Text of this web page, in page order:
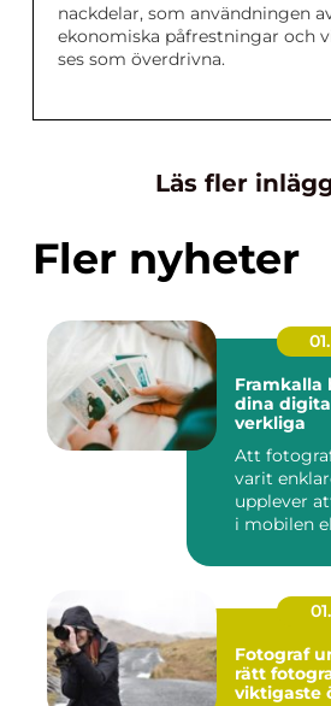
nackdelar, som användningen
ekonomiska påfrestningar och
ses som överdrivna.
Läs fler
Fler nyheter
Framkalla
dina
verkliga
Att
varit
upplever
i mobilen
Fotograf umeå så
rätt
viktigaste